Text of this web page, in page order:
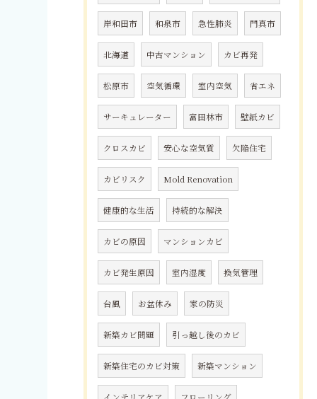
岸和田市 和泉市 急性肺炎 門真市
北海道 中古マンション カビ再発
松原市 空気循環 室内空気 省エネ
サーキュレーター 富田林市 壁紙カビ
クロスカビ 安心な空気質 欠陥住宅
カビリスク Mold Renovation
健康的な生活 持続的な解決
カビの原因 マンションカビ
カビ発生原因 室内湿度 換気管理
台風 お盆休み 家の防災
新築カビ問題 引っ越し後のカビ
新築住宅のカビ対策 新築マンション